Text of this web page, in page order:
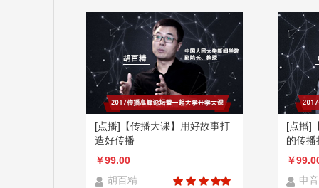
[点播]【传播大课】用好故事打
造好传播
￥99.00
胡百精
[点播]
的传播
￥
申音